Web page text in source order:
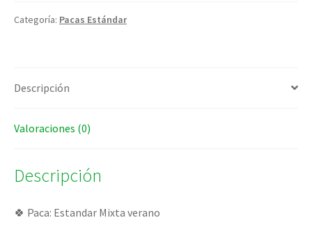
Categoría: Pacas Estándar
Descripción
Valoraciones (0)
Descripción
🍀 Paca: Estandar Mixta verano